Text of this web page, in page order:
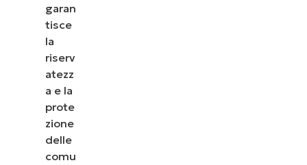
garan
tisce
la
riserv
atezz
a e la
prote
zione
delle
comu